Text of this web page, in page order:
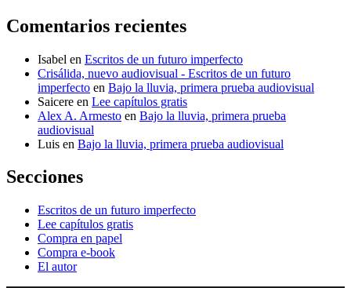
Comentarios recientes
Isabel en Escritos de un futuro imperfecto
Crisálida, nuevo audiovisual - Escritos de un futuro
imperfecto en Bajo la lluvia, primera prueba audiovisual
Saicere en Lee capítulos gratis
Alex A. Armesto en Bajo la lluvia, primera prueba
audiovisual
Luis en Bajo la lluvia, primera prueba audiovisual
Secciones
Escritos de un futuro imperfecto
Lee capítulos gratis
Compra en papel
Compra e-book
El autor